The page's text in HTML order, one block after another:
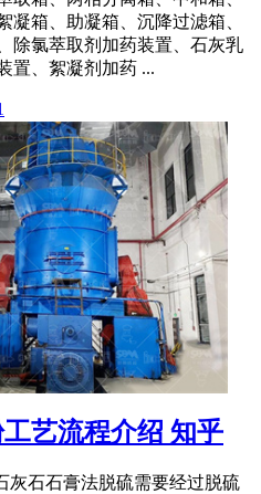
凝箱、助凝箱、沉降过滤箱、
除氯萃取剂加药装置、石灰乳
置、絮凝剂加药 ...
艺流程介绍 知乎
灰石石膏法脱硫需要经过脱硫